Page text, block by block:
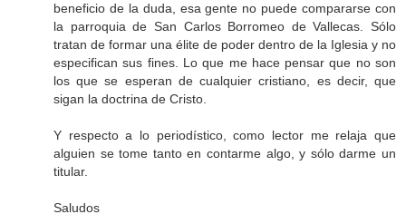
beneficio de la duda, esa gente no puede compararse con
la parroquia de San Carlos Borromeo de Vallecas. Sólo
tratan de formar una élite de poder dentro de la Iglesia y no
especifican sus fines. Lo que me hace pensar que no son
los que se esperan de cualquier cristiano, es decir, que
sigan la doctrina de Cristo.
Y respecto a lo periodístico, como lector me relaja que
alguien se tome tanto en contarme algo, y sólo darme un
titular.
Saludos